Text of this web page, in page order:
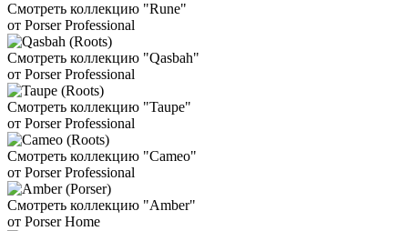
Смотреть коллекцию "Rune"
от Porser Professional
Смотреть коллекцию "Qasbah"
от Porser Professional
Смотреть коллекцию "Taupe"
от Porser Professional
Смотреть коллекцию "Cameo"
от Porser Professional
Смотреть коллекцию "Amber"
от Porser Home